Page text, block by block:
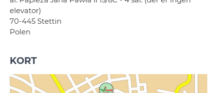
elevator)
70-445 Stettin
Polen
KORT